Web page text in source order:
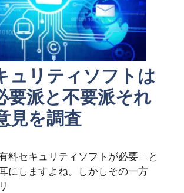
ュリティソフトは
要派と不要派それ
見を調査
料セキュリティソフトが必要」と
にしますよね。しかしその一方